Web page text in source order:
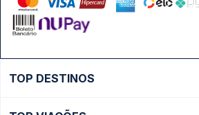
TOP DESTINOS